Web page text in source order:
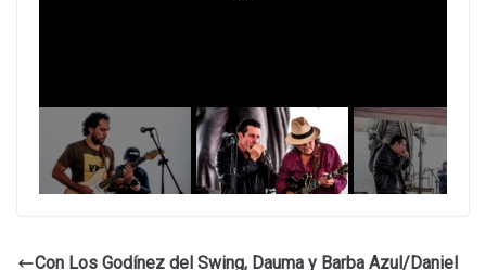
Con Los Godínez del Swing, Dauma y Barba Azul/Daniel